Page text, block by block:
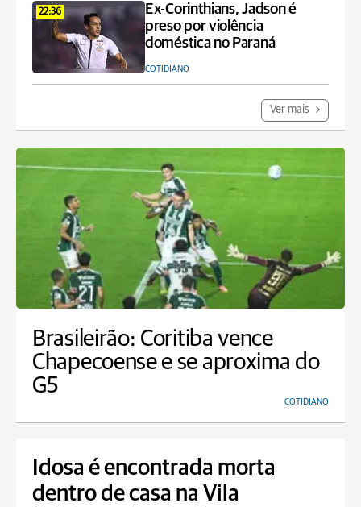
22:36
Ex-Corinthians, Jadson é
preso por violência
doméstica no Paraná
COTIDIANO
Ver mais
Brasileirão: Coritiba vence
Chapecoense e se aproxima do
G5
COTIDIANO
Idosa é encontrada morta
dentro de casa na Vila